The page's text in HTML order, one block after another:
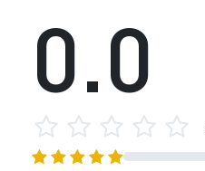
0.0